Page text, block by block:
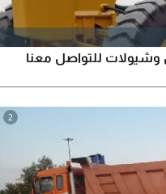
وشيولات للتواصل معنا
2